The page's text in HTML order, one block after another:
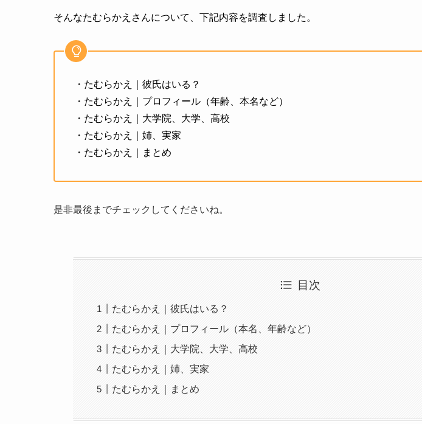
そんなたむらかえさんについて、下記内容を調査しました。
・たむらかえ｜彼氏はいる？
・たむらかえ｜プロフィール（年齢、本名など）
・たむらかえ｜大学院、大学、高校
・たむらかえ｜姉、実家
・たむらかえ｜まとめ
是非最後までチェックしてくださいね。
目次
たむらかえ｜彼氏はいる？
たむらかえ｜プロフィール（本名、年齢など）
たむらかえ｜大学院、大学、高校
たむらかえ｜姉、実家
たむらかえ｜まとめ